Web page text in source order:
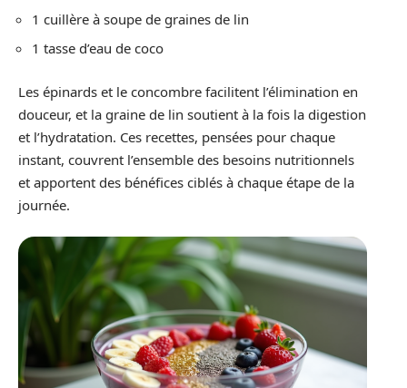
1 cuillère à soupe de graines de lin
1 tasse d’eau de coco
Les épinards et le concombre facilitent l’élimination en
douceur, et la graine de lin soutient à la fois la digestion
et l’hydratation. Ces recettes, pensées pour chaque
instant, couvrent l’ensemble des besoins nutritionnels
et apportent des bénéfices ciblés à chaque étape de la
journée.